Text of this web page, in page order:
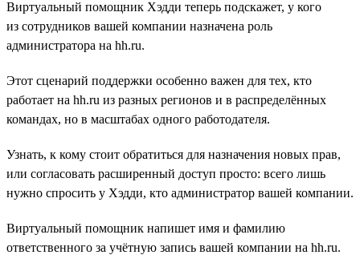
Виртуальный помощник Хэдди теперь подскажет, у кого
из сотрудников вашей компании назначена роль
администратора на hh.ru.
Этот сценарий поддержки особенно важен для тех, кто
работает на hh.ru из разных регионов и в распределённых
командах, но в масштабах одного работодателя.
Узнать, к кому стоит обратиться для назначения новых прав,
или согласовать расширенный доступ просто: всего лишь
нужно спросить у Хэдди, кто администратор вашей компании.
Виртуальный помощник напишет имя и фамилию
ответственного за учётную запись вашей компании на hh.ru.